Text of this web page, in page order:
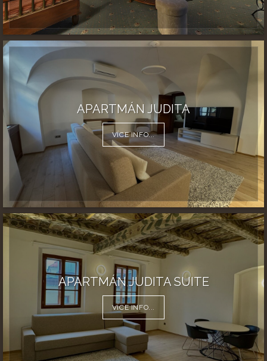
APARTMÁN JUDITA
VÍCE INFO...
APARTMÁN JUDITA SUITE
VÍCE INFO...